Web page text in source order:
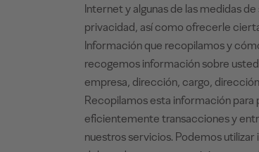
Internet y algunas de las medidas
privacidad, así como ofrecerle
Información que recopilamos y
recogemos información sobre
empresa, dirección, cargo,
Recopilamos esta información
eficientemente transacciones y
nuestros servicios. Podemos